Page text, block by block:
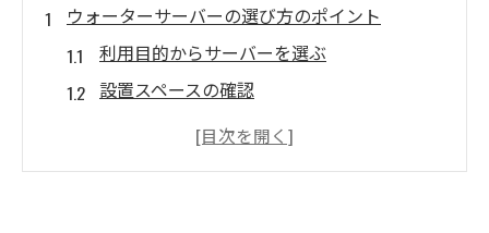
ウォーターサーバーの選び方のポイント
利用目的からサーバーを選ぶ
設置スペースの確認
使用頻度に応じた容量選択